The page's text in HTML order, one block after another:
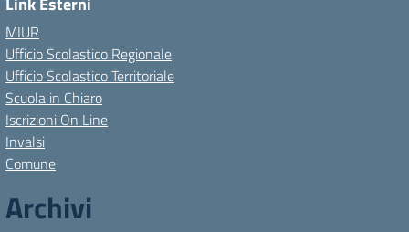
MIUR
Ufficio Scolastico Regionale
Ufficio Scolastico Territoriale
Scuola in Chiaro
Iscrizioni On Line
Invalsi
Comune
Archivi